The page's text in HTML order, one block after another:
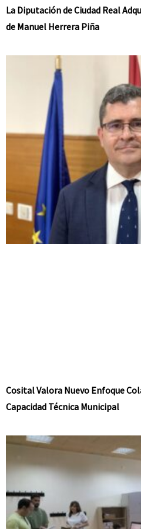
La Diputación de Ciudad Real
de Manuel Herrera Piña
Cosital Valora Nuevo Enfoque
Capacidad Técnica Municipal